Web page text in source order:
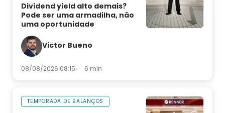
Dividend yield alto demais?
Pode ser uma armadilha, não
uma oportunidade
Victor Bueno
08/08/2026 08:15 6 min
TEMPORADA DE BALANÇOS